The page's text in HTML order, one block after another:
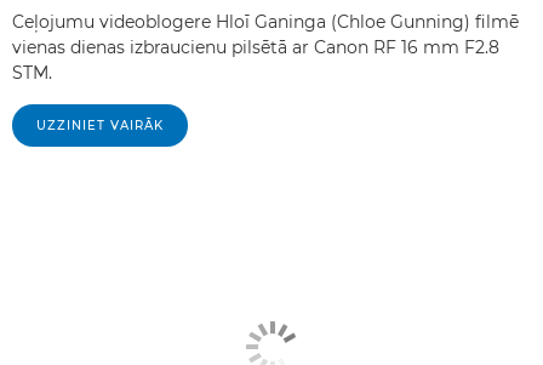
Ceļojumu videoblogere Hloī Ganinga (Chloe Gunning) filmē
vienas dienas izbraucienu pilsētā ar Canon RF 16 mm F2.8
STM.
UZZINIET VAIRĀK